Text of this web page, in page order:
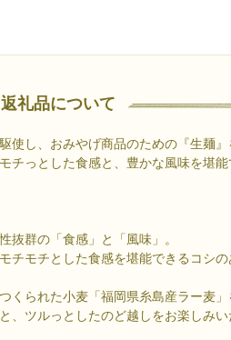
返礼品について
使し、おみやげ商品のための『生麺
チっとした食感と、豊かな風味を堪能
抜群の「食感」と「風味」。
チモチとした食感を堪能できるコシ
くられた小麦「福岡県糸島産ラー麦」
、ツルっとしたのど越しをお楽しみい